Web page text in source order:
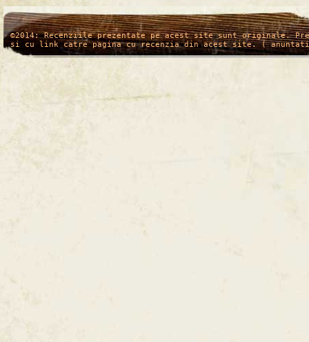
/* */
©2014: Recenziile prezentate pe acest site sunt originale.
si cu link catre pagina cu recenzia din acest site. (